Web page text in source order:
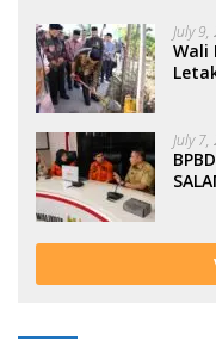
July
Wali
July